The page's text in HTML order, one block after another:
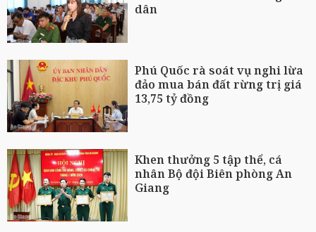
dân
Phú Quốc rà soát vụ nghi lừa
đảo mua bán đất rừng trị giá
13,75 tỷ đồng
Khen thưởng 5 tập thể, cá
nhân Bộ đội Biên phòng An
Giang